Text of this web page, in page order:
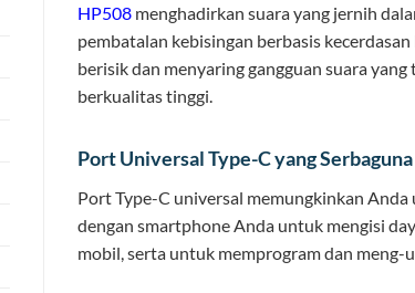
HP508 menghadirkan suara yang jernih
pembatalan kebisingan berbasis
berisik dan menyaring gangguan suara
berkualitas tinggi.
Port Universal Type-C yang Serbaguna
Port Type-C universal memungkinkan Anda
dengan smartphone Anda untuk mengisi
mobil, serta untuk memprogram dan meng-